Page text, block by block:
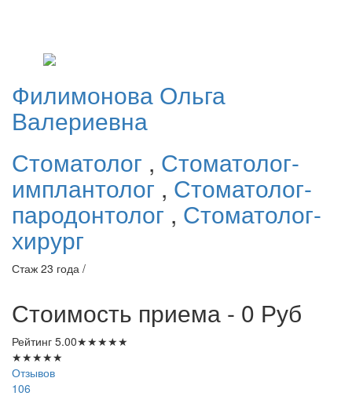
Филимонова Ольга
Валериевна
Стоматолог , Стоматолог-
имплантолог , Стоматолог-
пародонтолог , Стоматолог-
хирург
Стаж 23 года /
Стоимость приема - 0 Руб
Рейтинг 5.00★★★★★
★★★★★
Отзывов
106